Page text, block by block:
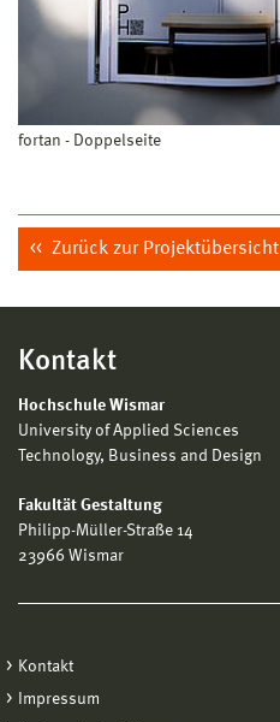
fortan - Doppelseite
Zurück zur Projektübersicht
Kontakt
Hochschule Wismar
University of Applied Sciences
Technology, Business and Design
Fakultät Gestaltung
Philipp-Müller-Straße 14
23966 Wismar
Kontakt
Impressum